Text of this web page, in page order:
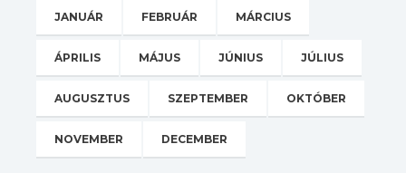
JANUÁR FEBRUÁR MÁRCIUS
ÁPRILIS MÁJUS JÚNIUS JÚLIUS
AUGUSZTUS SZEPTEMBER OKTÓBER
NOVEMBER DECEMBER